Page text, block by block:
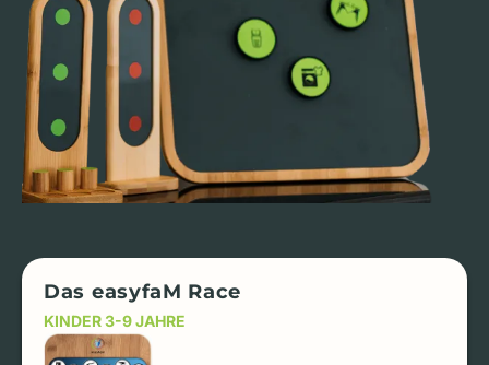
Das easyfaM Race
KINDER 3-9 JAHRE